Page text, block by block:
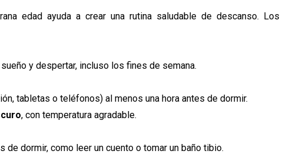
edad ayuda a crear una rutina saludable de descanso.
y despertar, incluso los fines de semana.
tabletas o teléfonos) al menos una hora antes de dormir.
, con temperatura agradable.
de dormir, como leer un cuento o tomar un baño tibio.